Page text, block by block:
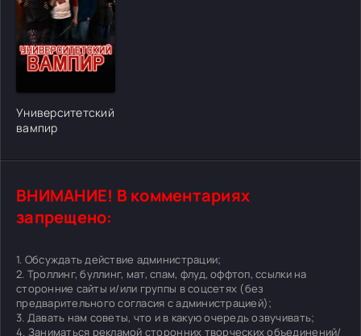
Университетский
вампир
ВНИМАНИЕ! В комментариях
запрещено:
1. Обсуждать действие администрации;
2. Троллинг, буллинг, мат, спам, флуд, оффтоп, ссылки на
сторонние сайты и/или группы в соцсетях (без
предварительного согласия с администрацией);
3. Давать нам советы, что и в какую очередь озвучивать;
4. Заниматься рекламой сторонних творческих объединений/